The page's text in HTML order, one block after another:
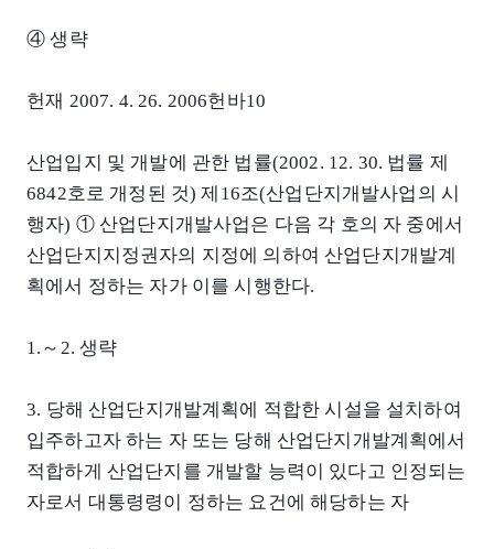
④ 생략
헌재 2007. 4. 26. 2006헌바10
산업입지 및 개발에 관한 법률(2002. 12. 30. 법률 제
6842호로 개정된 것) 제16조(산업단지개발사업의 시
행자) ① 산업단지개발사업은 다음 각 호의 자 중에서
산업단지지정권자의 지정에 의하여 산업단지개발계
획에서 정하는 자가 이를 시행한다.
1.～2. 생략
3. 당해 산업단지개발계획에 적합한 시설을 설치하여
입주하고자 하는 자 또는 당해 산업단지개발계획에서
적합하게 산업단지를 개발할 능력이 있다고 인정되는
자로서 대통령령이 정하는 요건에 해당하는 자